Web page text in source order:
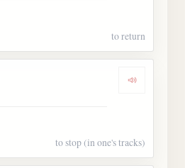
to return
to stop (in one's tracks)